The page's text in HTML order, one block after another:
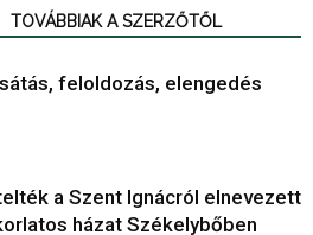
TOVÁBBIAK A SZERZŐTŐL
feloldozás, elengedés
a Szent Ignácról elnevezett
házat Székelybőben